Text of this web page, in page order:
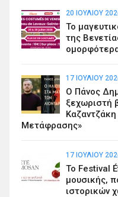
20 ΙΟΥΛΊΟΥ
Το
της
17 ΙΟΥΛΊΟΥ
Ο Πάνος
ξεχωριστή
Μετάφρασης»
17 ΙΟΥΛΊΟΥ
Το Festival
μουσικής,
ιστορικών